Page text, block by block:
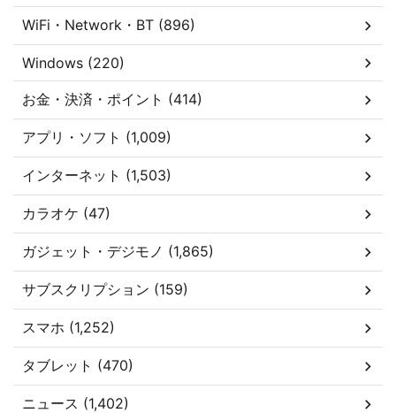
WiFi・Network・BT (896)
Windows (220)
お金・決済・ポイント (414)
アプリ・ソフト (1,009)
インターネット (1,503)
カラオケ (47)
ガジェット・デジモノ (1,865)
サブスクリプション (159)
スマホ (1,252)
タブレット (470)
ニュース (1,402)